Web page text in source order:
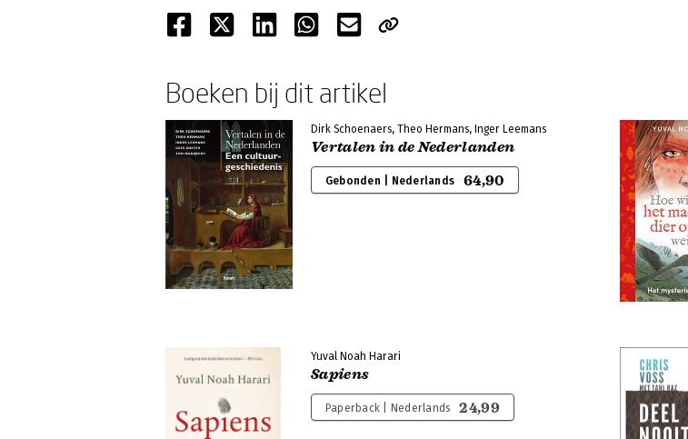
Boeken bij dit artikel
Dirk Schoenaers, Theo Hermans, Inger Leemans
Vertalen in de Nederlanden
Gebonden | Nederlands 64,90
Yuval Noah Harari
Sapiens
Paperback | Nederlands 24,99